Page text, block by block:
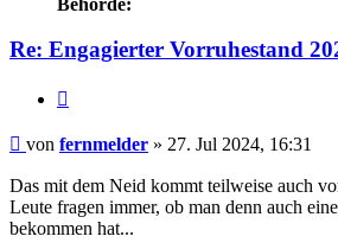
Re: Engagierter Vorruhestand
Beitrag
von fernmelder » 27. Jul 2024, 16:31
Das mit dem Neid kommt teilweise auch
Leute fragen immer, ob man denn auch
bekommen hat...